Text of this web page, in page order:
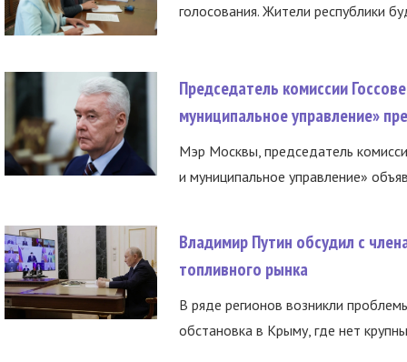
голосования. Жители республики
Председатель комиссии
муниципальное управление»
Мэр Москвы, председатель
и муниципальное управление»
Владимир Путин обсудил с
топливного рынка
В ряде регионов возникли
обстановка в Крыму, где нет